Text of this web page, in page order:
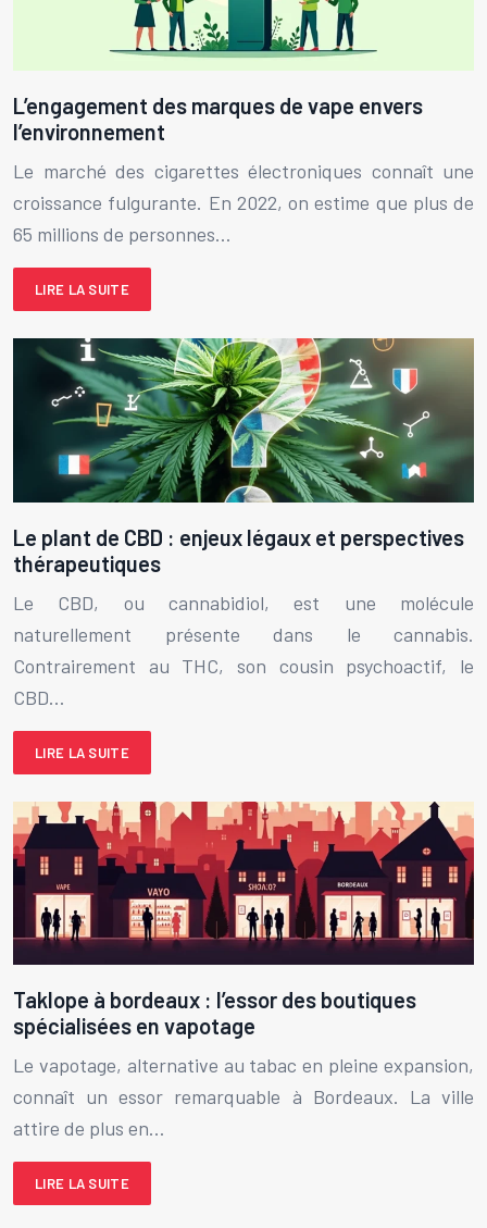
L’engagement des marques de vape envers
l’environnement
Le marché des cigarettes électroniques connaît une
croissance fulgurante. En 2022, on estime que plus de
65 millions de personnes…
LIRE LA SUITE
Le plant de CBD : enjeux légaux et perspectives
thérapeutiques
Le CBD, ou cannabidiol, est une molécule
naturellement présente dans le cannabis.
Contrairement au THC, son cousin psychoactif, le
CBD…
LIRE LA SUITE
Taklope à bordeaux : l’essor des boutiques
spécialisées en vapotage
Le vapotage, alternative au tabac en pleine expansion,
connaît un essor remarquable à Bordeaux. La ville
attire de plus en…
LIRE LA SUITE